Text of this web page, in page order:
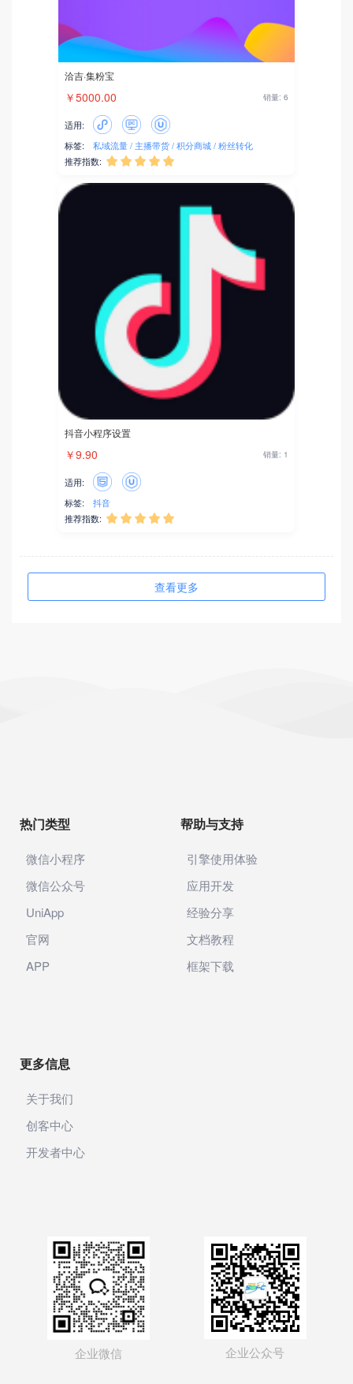
洽吉·集粉宝
￥5000.00 销量: 6
适用:
标签:
私域流量 主播带货 积分商城 粉丝转化
推荐指数:     
抖音小程序设置
￥9.90 销量: 1
适用:
标签:
抖音
推荐指数:     
查看更多
热门类型
微信小程序
微信公众号
UniApp
官网
APP
帮助与支持
引擎使用体验
应用开发
经验分享
文档教程
框架下载
更多信息
关于我们
创客中心
开发者中心
企业微信 企业公众号